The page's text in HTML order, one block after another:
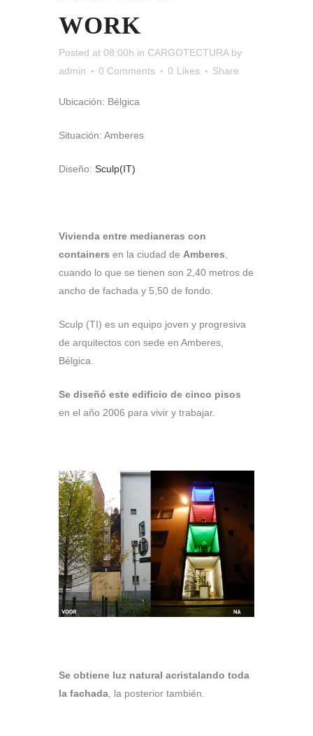
WORK
Posted at 08:00h in CARGOTECTURA by
admin
0 Comments 0 Likes Share
Ubicación: Bélgica
Situación: Amberes
Diseño: Sculp(IT)
Vivienda entre medianeras con
containers en la ciudad de Amberes
cuando lo que se tienen son 2,40 metros de
ancho de fachada y 5,50 de fondo.
Sculp (TI) es un equipo joven y progresiva
de arquitectos con sede en Amberes,
Bélgica.
Se diseñó este edificio de cinco pisos
en el año 2006 para vivir y trabajar.
Se obtiene luz natural acristalando toda
la fachada, la posterior también.